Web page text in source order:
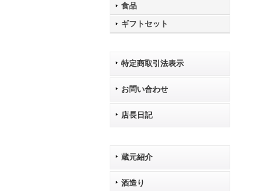
食品
ギフトセット
特定商取引法表示
お問い合わせ
店長日記
蔵元紹介
酒造り